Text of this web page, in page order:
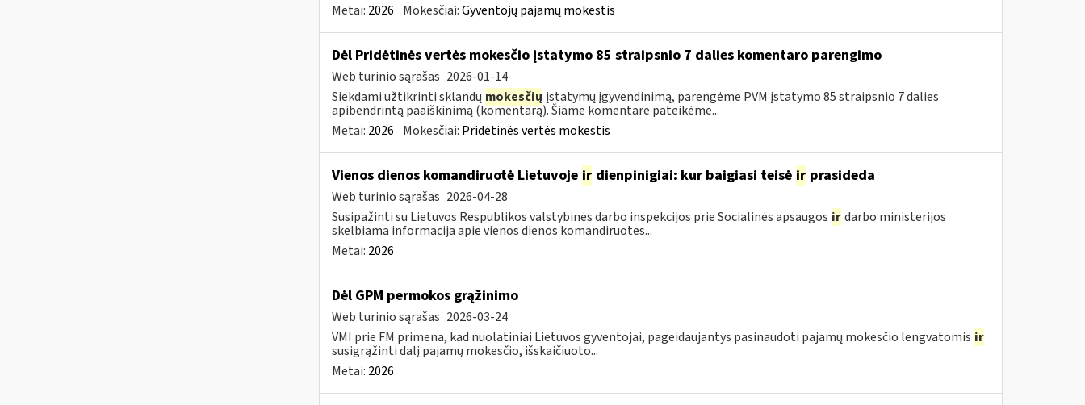
Metai: 2026 Mokesčiai:Gyventojų pajamų mokestis
Dėl Pridėtinės vertės mokesčio įstatymo 85 straipsnio 7 dalies komentaro parengimo
Web turinio sąrašas 2026-01-14
Siekdami užtikrinti sklandų mokesčių įstatymų įgyvendinimą, parengėme PVM įstatymo 85 straipsnio 7 dalies
apibendrintą paaiškinimą (komentarą). Šiame komentare pateikėme...
Metai: 2026 Mokesčiai: Pridėtinės vertės mokestis
Vienos dienos komandiruotė Lietuvoje irdienpinigiai: kur baigiasi teisė irprasideda
Web turinio sąrašas 2026-04-28
Susipažinti su Lietuvos Respublikos valstybinės darbo inspekcijos prie Socialinės apsaugos ir darbo ministerijos
skelbiama informacija apie vienos dienos komandiruotes...
Metai: 2026
Dėl GPM permokos grąžinimo
Web turinio sąrašas 2026-03-24
VMI prie FM primena, kad nuolatiniai Lietuvos gyventojai, pageidaujantys pasinaudoti pajamų mokesčio lengvatomis ir
susigrąžinti dalį pajamų mokesčio, išskaičiuoto...
Metai: 2026